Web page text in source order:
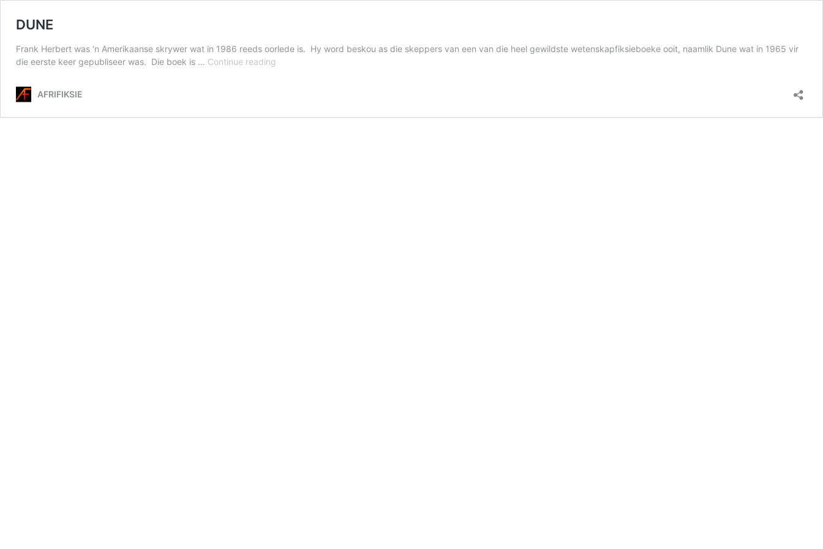
DUNE
Frank Herbert was ‘n Amerikaanse skrywer wat in 1986 reeds oorlede is. Hy word beskou as die skeppers van een van die heel gewildste wetenskapfiksieboeke ooit, naamlik Dune wat in 1965 vir
die eerste keer gepubliseer was. Die boek is … Continue reading
AFRIFIKSIE